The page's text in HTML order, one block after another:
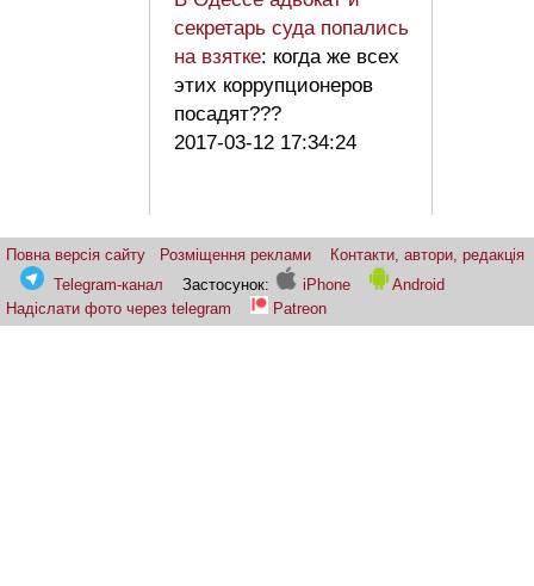
секретарь суда попались
на взятке: когда же всех
этих коррупционеров
посадят???
2017-03-12 17:34:24
Повна версія сайту Розміщення реклами
Контакти, автори, редакція
Telegram-канал
Застосунок: iPhone
Android
Надіслати фото через telegram
Patreon